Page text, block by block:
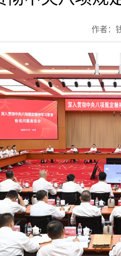
作者：